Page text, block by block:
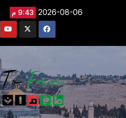
2026-08-06 9:43 م